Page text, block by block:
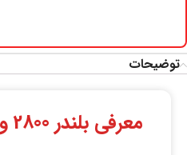
جابجایی آسان ظروف حتی در
محیط‌های پرتردد.
سهولت در تمیزکاری و رعایت
بهداشت صنعتی.
توضیحات
معرفی بلندر 2800 وات پارچ 4 لیتری